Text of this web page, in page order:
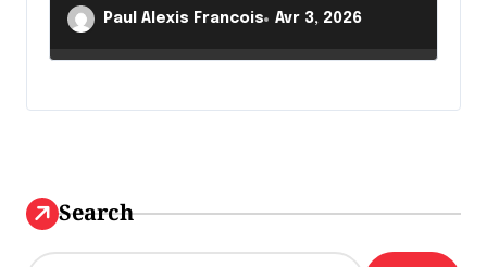
Paul Alexis Francois Avr 3, 2026
Search